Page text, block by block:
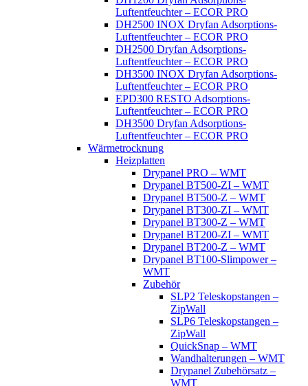
Luftentfeuchter – ECOR PRO
DH2500 INOX Dryfan Adsorptions-
Luftentfeuchter – ECOR PRO
DH2500 Dryfan Adsorptions-
Luftentfeuchter – ECOR PRO
DH3500 INOX Dryfan Adsorptions-
Luftentfeuchter – ECOR PRO
EPD300 RESTO Adsorptions-
Luftentfeuchter – ECOR PRO
DH3500 Dryfan Adsorptions-
Luftentfeuchter – ECOR PRO
Wärmetrocknung
Heizplatten
Drypanel PRO – WMT
Drypanel BT500-ZI – WMT
Drypanel BT500-Z – WMT
Drypanel BT300-ZI – WMT
Drypanel BT300-Z – WMT
Drypanel BT200-ZI – WMT
Drypanel BT200-Z – WMT
Drypanel BT100-Slimpower –
WMT
Zubehör
SLP2 Teleskopstangen –
ZipWall
SLP6 Teleskopstangen –
ZipWall
QuickSnap – WMT
Wandhalterungen – WMT
Drypanel Zubehörsatz –
WMT